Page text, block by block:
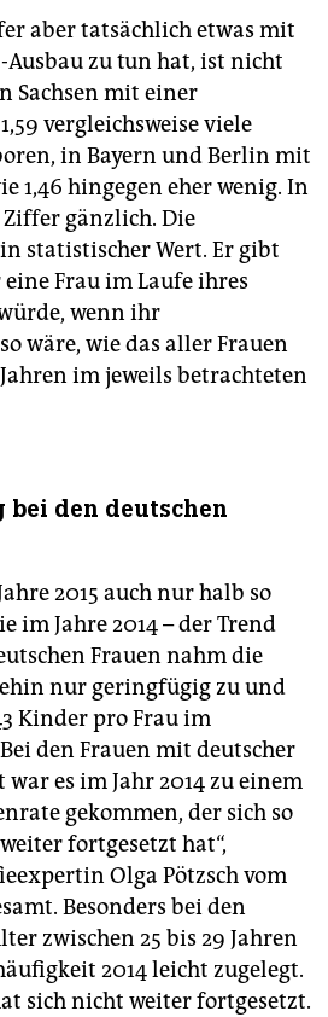
aber tatsächlich etwas mit
zu tun hat, ist nicht
Sachsen mit einer
vergleichsweise viele
in Bayern und Berlin mit
1,46 hingegen eher wenig. In
gänzlich. Die
statistischer Wert. Er gibt
Frau im Laufe ihres
wenn ihr
wäre, wie das aller Frauen
im jeweils betrachteten
den deutschen
2015 auch nur halb so
im Jahre 2014 – der Trend
Frauen nahm die
nur geringfügig zu und
Kinder pro Frau im
den Frauen mit deutscher
es im Jahr 2014 zu einem
gekommen, der sich so
fortgesetzt hat“,
Olga Pötzsch vom
Besonders bei den
zwischen 25 bis 29 Jahren
2014 leicht zugelegt.
sich nicht weiter fortgesetzt.